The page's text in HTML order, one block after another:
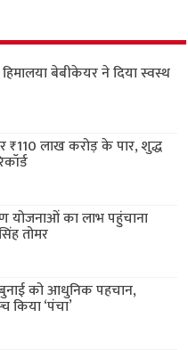
बेबीकेयर ने दिया स्वस्थ
₹110 लाख करोड़ के पार, शुद्ध
योजनाओं का लाभ पहुंचाना
तोमर
को आधुनिक पहचान,
किया ‘पंचा’